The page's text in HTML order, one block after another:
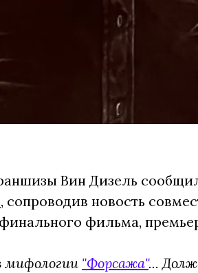
Вин Дизель
, сопроводив новость
фильма,
мифологии "Форсажа"...